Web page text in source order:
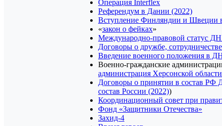
Операция Interflex
Референдум в Дании (2022)
Вступление Финляндии и
«закон о фейках»
Международно-правовой статус
Договоры о дружбе,
Введение военного положения в
Военно-гражданские
администрация Херсонской области
Договоры о принятии в состав РФ
состав России (2022))
Координационный совет при
Фонд «Защитники Отечества»
Захид-4